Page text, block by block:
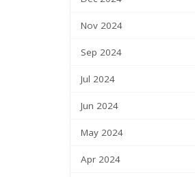
Nov 2024
Sep 2024
Jul 2024
Jun 2024
May 2024
Apr 2024